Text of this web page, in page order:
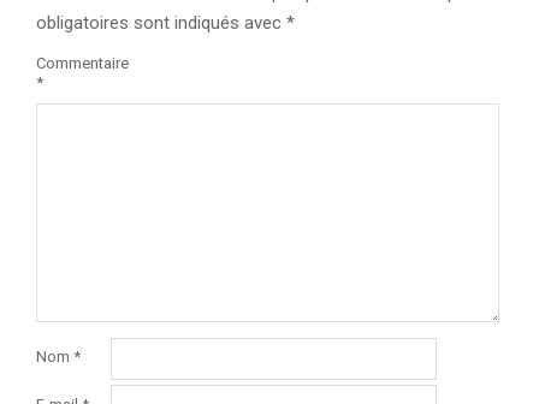
obligatoires sont indiqués avec *
Commentaire
*
Nom *